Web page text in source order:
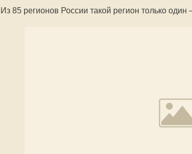
Из 85 регионов России такой регион только один